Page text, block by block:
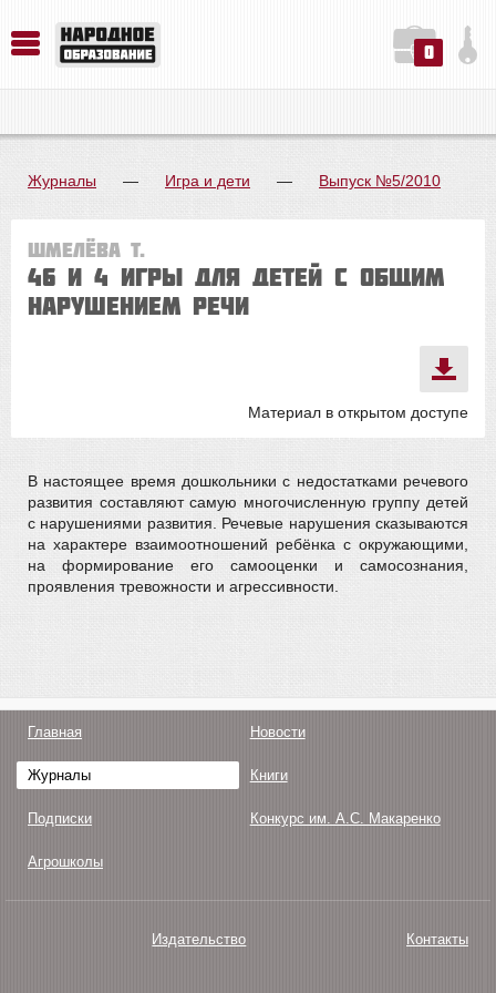
0
Журналы — Игра и дети — Выпуск №5/2010
Шмелёва Т.
46 и 4 игры для детей с общим
нарушением речи
Материал в открытом доступе
В настоящее время дошкольники с недостатками речевого
развития составляют самую многочисленную группу детей
с нарушениями развития. Речевые нарушения сказываются
на характере взаимоотношений ребёнка с окружающими,
на формирование его самооценки и самосознания,
проявления тревожности и агрессивности.
Главная Новости
Журналы Книги
Подписки Конкурс им. А.С. Макаренко
Агрошколы
Издательство Контакты